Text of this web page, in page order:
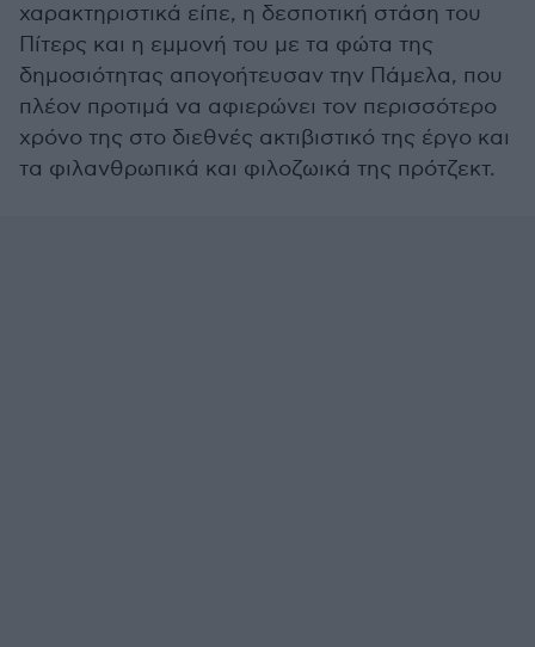
χαρακτηριστικά είπε, η δεσποτική στάση του
Πίτερς και η εμμονή του με τα φώτα της
δημοσιότητας απογοήτευσαν την Πάμελα, που
πλέον προτιμά να αφιερώνει τον περισσότερο
χρόνο της στο διεθνές ακτιβιστικό της έργο και
τα φιλανθρωπικά και φιλοζωικά της πρότζεκτ.